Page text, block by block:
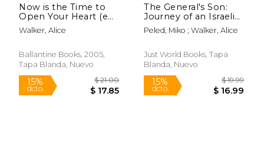
15%
dcto. $ 16.99
15%
dcto.
Now is the Time to
Open Your Heart (en
Inglés)
Walker, Alice
Ballantine Books, 2005,
Tapa Blanda, Nuevo
The General's Son:
Journey of an Israeli
in Palestine (en
Inglés)
Peled, Miko ; Walker, Alice
Just World Books, Tapa
Blanda, Nuevo